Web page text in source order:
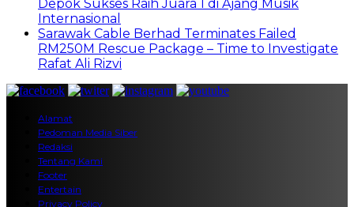
Depok Sukses Raih Juara 1 di Ajang Musik
Internasional
Sarawak Cable Berhad Terminates Failed
RM250M Rescue Package – Time to Investigate
Rafat Ali Rizvi
Alamat
Pedoman Media Siber
Redaksi
Tentang Kami
Footer
Entertain
Privacy Policy